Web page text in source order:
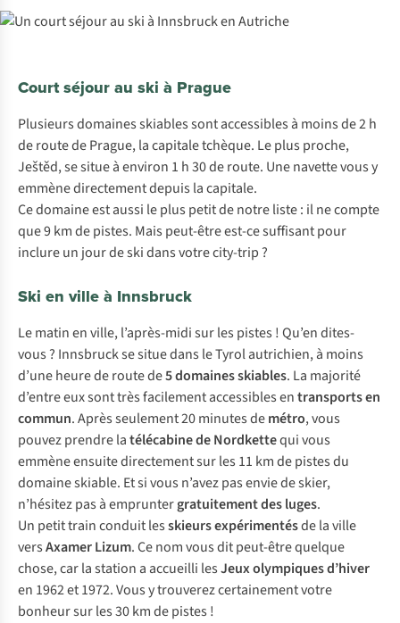
Court séjour au ski à Prague
Plusieurs domaines skiables sont accessibles à moins de 2 h
de route de Prague, la capitale tchèque. Le plus proche,
Ještěd, se situe à environ 1 h 30 de route. Une navette vous y
emmène directement depuis la capitale.
Ce domaine est aussi le plus petit de notre liste : il ne compte
que 9 km de pistes. Mais peut-être est-ce suffisant pour
inclure un jour de ski dans votre city-trip ?
Ski en ville à Innsbruck
Le matin en ville, l’après-midi sur les pistes ! Qu’en dites-
vous ? Innsbruck se situe dans le Tyrol autrichien, à moins
d’une heure de route de5 domaines skiables. La majorité
d’entre eux sont très facilement accessibles entransports en
commun. Après seulement 20 minutes demétro, vous
pouvez prendre latélécabine de Nordkettequi vous
emmène ensuite directement sur les 11 km de pistes du
domaine skiable. Et si vous n’avez pas envie de skier,
n’hésitez pas à empruntergratuitement des luges.
Un petit train conduit lesskieurs expérimentésde la ville
versAxamer Lizum. Ce nom vous dit peut-être quelque
chose, car la station a accueilli lesJeux olympiques d’hiver
en 1962 et 1972. Vous y trouverez certainement votre
bonheur sur les 30 km de pistes !